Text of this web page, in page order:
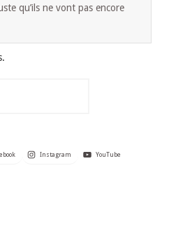
qu’ils ne vont pas encore
Instagram YouTube